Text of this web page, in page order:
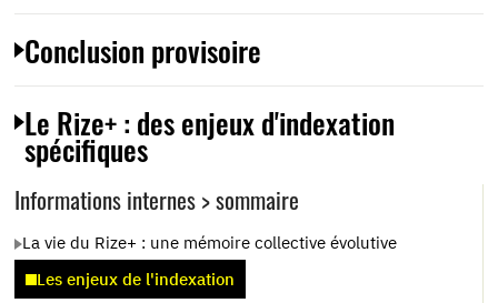
Conclusion provisoire
Le Rize+ : des enjeux d'indexation
spécifiques
Informations internes > sommaire
La vie du Rize+ : une mémoire collective évolutive
Les enjeux de l'indexation